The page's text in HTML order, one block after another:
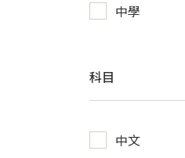
中學
科目
中文